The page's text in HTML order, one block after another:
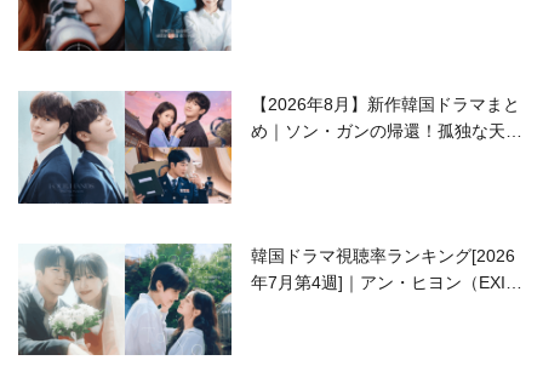
【2026年8月】新作韓国ドラマまと
め｜ソン・ガンの帰還！孤独な天才
韓国ドラマ視聴率ランキング[2026
年7月第4週]｜アン・ヒヨン（EXID